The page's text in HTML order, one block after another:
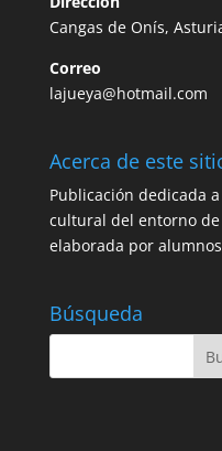
Cangas de Onís,
Correo
lajueya@hotmail.com
Acerca de este
Publicación dedicada
cultural del entorno de
elaborada por
Búsqueda